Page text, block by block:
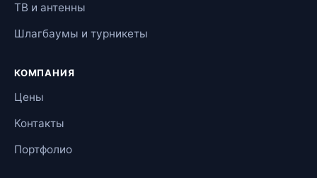
ТВ и антенны
Шлагбаумы и турникеты
КОМПАНИЯ
Цены
Контакты
Портфолио